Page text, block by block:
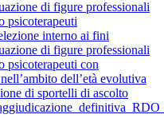
di figure professionali
psicoterapeuti
interno ai fini
di figure professionali
psicoterapeuti con
dell’età evolutiva
di sportelli di ascolto